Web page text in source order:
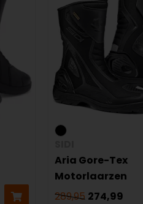
Aria Gore-Tex
Motorlaarzen
289,95 274,99